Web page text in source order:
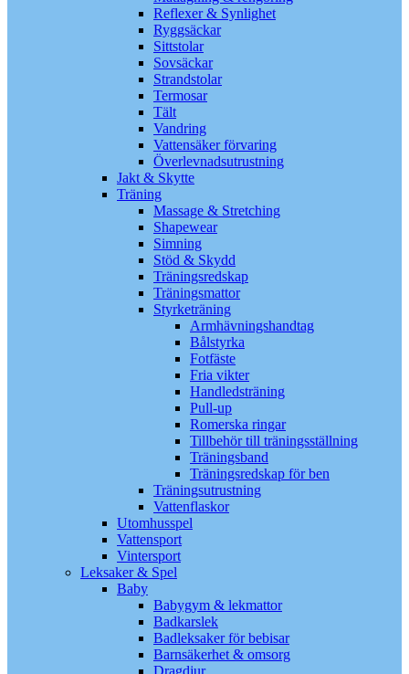
Reflexer & Synlighet
Ryggsäckar
Sittstolar
Sovsäckar
Strandstolar
Termosar
Tält
Vandring
Vattensäker förvaring
Överlevnadsutrustning
Jakt & Skytte
Träning
Massage & Stretching
Shapewear
Simning
Stöd & Skydd
Träningsredskap
Träningsmattor
Styrketräning
Armhävningshandtag
Bålstyrka
Fotfäste
Fria vikter
Handledsträning
Pull-up
Romerska ringar
Tillbehör till träningsställning
Träningsband
Träningsredskap för ben
Träningsutrustning
Vattenflaskor
Utomhusspel
Vattensport
Vintersport
Leksaker & Spel
Baby
Babygym & lekmattor
Badkarslek
Badleksaker för bebisar
Barnsäkerhet & omsorg
Dragdjur